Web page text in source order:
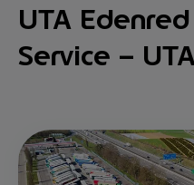
UTA
Service –